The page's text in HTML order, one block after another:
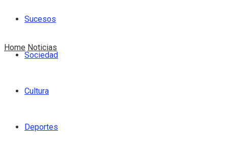
Sucesos
Sociedad
Cultura
Deportes
Home Noticias